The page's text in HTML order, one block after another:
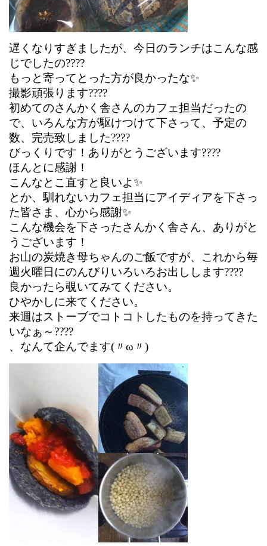
遅くなりすぎましたが、今日のランチはこんな感
じでしたの????
もっと寄ってとった方が良かったな✨
撮影頑張ります????
初めてのさんかく舎さんのカフェ担当だったの
で、いろんな方が駆けつけて下さって、予定の
数、完売致しました????
びっくりです！ありがとうございます????
ほんとに感謝！
こんなとこ直すと良いよ✨
とか、馴れないカフェ担当にアイディアを下さっ
た皆さま、心から感謝✨
こんな機会を下さったさんかく舎さん、ありがと
うございます！
お山の炭焼き母ちゃんのご飯ですが、これから毎
週火曜日にのんびりいろいろお出しします????
良かったら覗いてみてください。
ひやかしに来てください。
来週はストーブでコトコトしたものを持ってきた
いなぁ～????
、なんて企んでます(〃ω〃)